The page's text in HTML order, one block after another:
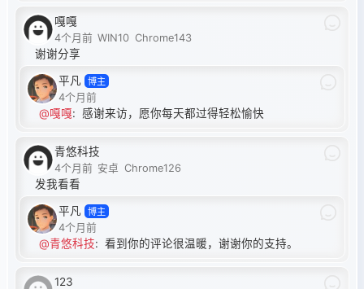
嘎嘎
4个月前 WIN10 Chrome143
谢谢分享
平凡 博主
4个月前
@嘎嘎: 感谢来访，愿你每天都过得轻松愉快
青悠科技
4个月前 安卓 Chrome126
发我看看
平凡 博主
4个月前
@青悠科技: 看到你的评论很温暖，谢谢你的支持。
123